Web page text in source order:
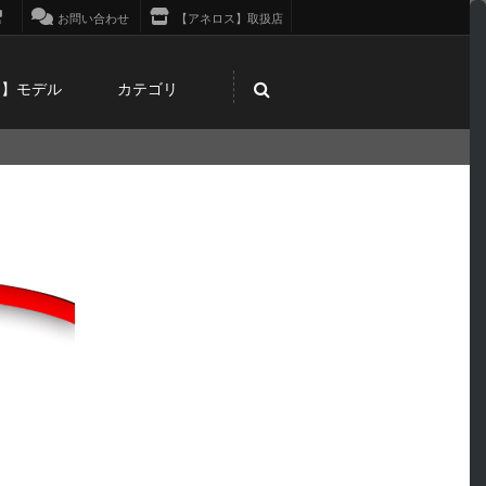
お問い合わせ 【アネロス】取扱店
モデル カテゴリ